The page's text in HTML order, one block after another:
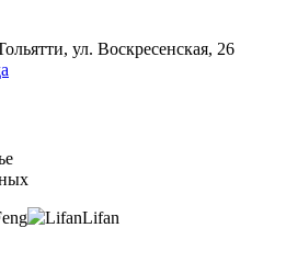
ул. Воскресенская, 26
Lifan